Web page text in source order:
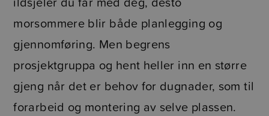
morsommere blir både planlegging og
gjennomføring. Men begrens
prosjektgruppa og hent heller inn en større
gjeng når det er behov for dugnader, som til
forarbeid og montering av selve plassen.